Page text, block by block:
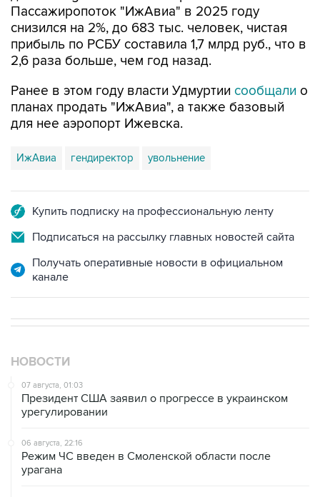
Пассажиропоток "ИжАвиа" в 2025 году
снизился на 2%, до 683 тыс. человек, чистая
прибыль по РСБУ составила 1,7 млрд руб., что в
2,6 раза больше, чем год назад.
Ранее в этом году власти Удмуртии сообщали о
планах продать "ИжАвиа", а также базовый
для нее аэропорт Ижевска.
ИжАвиа гендиректор увольнение
Купить подписку на профессиональную ленту
Подписаться на рассылку главных новостей сайта
Получать оперативные новости в официальном
канале
НОВОСТИ
07 августа, 01:03
Президент США заявил о прогрессе в украинском
урегулировании
06 августа, 22:16
Режим ЧС введен в Смоленской области после
урагана